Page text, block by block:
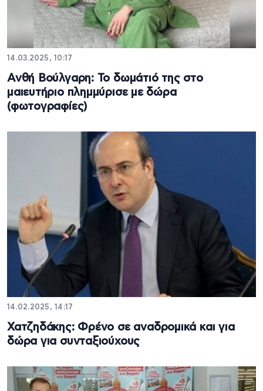
14.03.2025, 10:17
Ανθή Βούλγαρη: Το δωμάτιό της στο
μαιευτήριο πλημμύρισε με δώρα
(φωτογραφίες)
14.02.2025, 14:17
Χατζηδάκης: Φρένο σε αναδρομικά και για
δώρα για συνταξιούχους